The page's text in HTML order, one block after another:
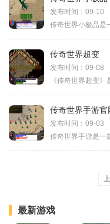
发布时间：09-10
传奇世界超变
发布时间：09-08
传奇世界手游官
发布时间：09-03
最新游戏